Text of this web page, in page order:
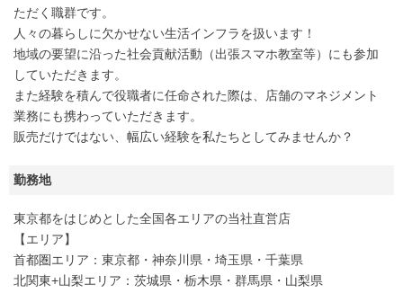
ただく職群です。
人々の暮らしに欠かせない生活インフラを扱います！
地域の要望に沿った社会貢献活動（出張スマホ教室等）にも参加
していただきます。
また経験を積んで役職者に任命された際は、店舗のマネジメント
業務にも携わっていただきます。
販売だけではない、幅広い経験を私たちとしてみませんか？
勤務地
東京都をはじめとした全国各エリアの当社直営店
【エリア】
首都圏エリア：東京都・神奈川県・埼玉県・千葉県
北関東+山梨エリア：茨城県・栃木県・群馬県・山梨県